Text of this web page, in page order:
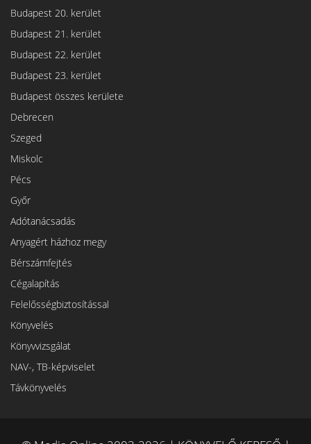
Budapest 20. kerület
Budapest 21. kerület
Budapest 22. kerület
Budapest 23. kerület
Budapest összes kerülete
Debrecen
Szeged
Miskolc
Pécs
Győr
Adótanácsadás
Anyagért házhoz megy
Bérszámfejtés
Cégalapítás
Felelősségbiztosítással
Könyvelés
Könyvvizsgálat
NAV-, TB-képviselet
Távkönyvelés